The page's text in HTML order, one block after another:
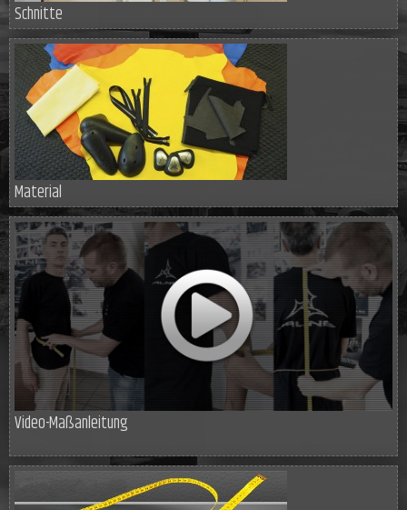
Schnitte
Material
Video-Maßanleitung